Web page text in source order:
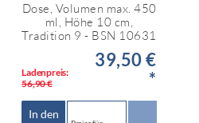
Dose, Volumen max. 450
ml, Höhe 10 cm,
Tradition 9 - BSN 10631
Ladenpreis:
56,90 €
39,50 €
*
In den